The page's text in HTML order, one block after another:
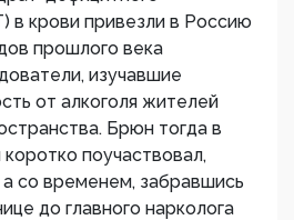
в крови привезли в Россию
прошлого века
изучавшие
от алкоголя жителей
Брюн тогда в
поучаствовал,
а со временем, забравшись
до главного нарколога